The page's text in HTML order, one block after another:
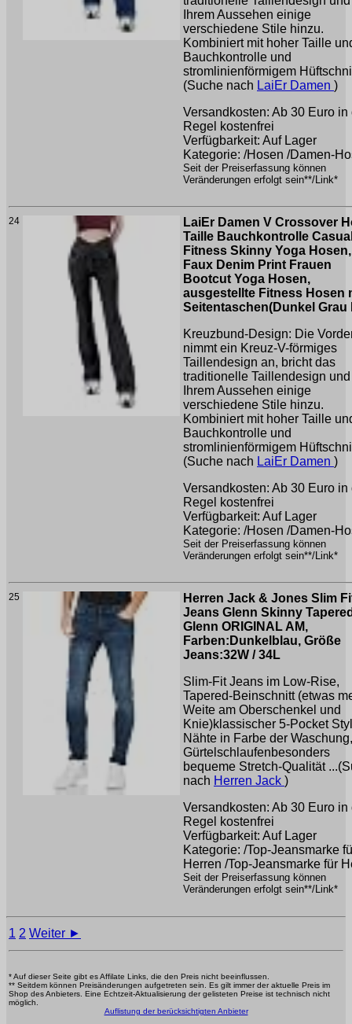
Ihrem Aussehen einige
verschiedene Stile hinzu.
Kombiniert mit hoher Taille
Bauchkontrolle und
stromlinienförmigem
(Suche nach LaiEr Damen )
Versandkosten: Ab 30 Euro in
Regel kostenfrei
Verfügbarkeit: Auf Lager
Kategorie: /Hosen /Damen-
Seit der Preiserfassung können
Veränderungen erfolgt sein**/Link*
24
LaiEr Damen V Crossover
Taille Bauchkontrolle
Fitness Skinny Yoga Hosen,
Faux Denim Print Frauen
Bootcut Yoga Hosen,
ausgestellte Fitness Hosen
Seitentaschen(Dunkel Grau
Kreuzbund-Design: Die
nimmt ein Kreuz-V-förmiges
Taillendesign an, bricht das
traditionelle Taillendesign
Ihrem Aussehen einige
verschiedene Stile hinzu.
Kombiniert mit hoher Taille
Bauchkontrolle und
stromlinienförmigem
(Suche nach LaiEr Damen )
Versandkosten: Ab 30 Euro in
Regel kostenfrei
Verfügbarkeit: Auf Lager
Kategorie: /Hosen /Damen-
Seit der Preiserfassung können
Veränderungen erfolgt sein**/Link*
25
Herren Jack & Jones Slim
Jeans Glenn Skinny
Glenn ORIGINAL AM,
Farben:Dunkelblau, Größe
Jeans:32W / 34L
Slim-Fit Jeans im Low-Rise,
Tapered-Beinschnitt (etwas
Weite am Oberschenkel und
Knie)klassischer 5-Pocket
Nähte in Farbe der Waschung,
Gürtelschlaufenbesonders
bequeme Stretch-Qualität
nach Herren Jack )
Versandkosten: Ab 30 Euro in
Regel kostenfrei
Verfügbarkeit: Auf Lager
Kategorie: /Top-Jeansmarke
Herren /Top-Jeansmarke für
Seit der Preiserfassung können
Veränderungen erfolgt sein**/Link*
1 2 Weiter ►
* Auf dieser Seite gibt es Affilate Links, die den Preis nicht beeinflussen.
** Seitdem können Preisänderungen aufgetreten sein. Es gilt immer der aktuelle Preis im
Shop des Anbieters. Eine Echtzeit-Aktualisierung der gelisteten Preise ist technisch nicht
möglich.
Auflistung der berücksichtigten Anbieter